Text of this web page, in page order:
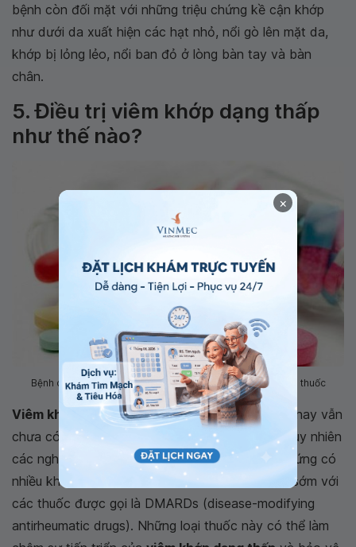
bệnh còn đối mặt với những triệu chứng kề cận khớp
như dưới da xuất hiện các hạt nhỏ, nổi gò lên mặt da,
khớp bị lỏng lẻo, nổi ban đỏ ở lòng bàn tay và bàn
chân.
5. Điều trị viêm khớp dạng thấp
như thế nào?
Bệnh có khả năng thuyên giảm nếu được điều trị sớm bằng thuốc
Viêm khớp dạng thấplà bệnh tự miễn nên hiện nay vẫn
chưa có phương pháp điều trị khỏi hoàn toàn. Tuy nhiên
các nghiên cứu lâm sàng chỉ ra rằng các triệu chứng có
nhiều khả năng thuyên giảm khi điều trị bắt đầu sớm với
các thuốc được gọi là DMARDs (disease-modifying
antirheumatic drugs). Những loại thuốc này có thể làm
×